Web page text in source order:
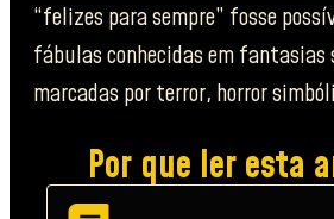
“felizes para sempre” fosse
fábulas conhecidas em fantasias
marcadas por terror, horror
Por que ler esta